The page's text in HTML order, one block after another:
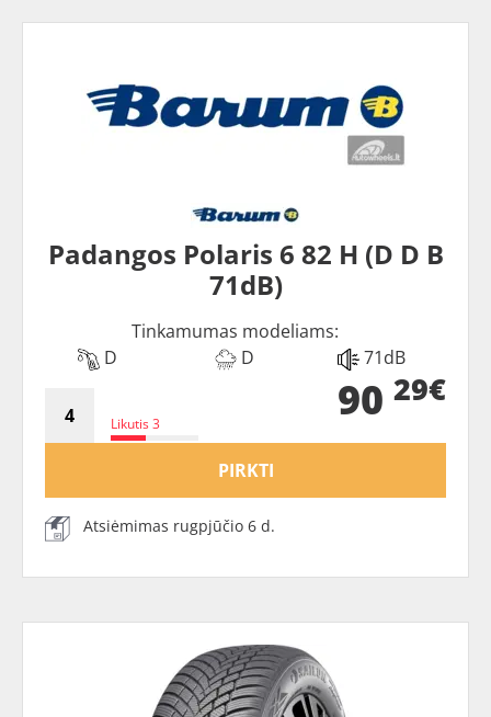
Padangos Polaris 6 82 H (D D B
71dB)
Tinkamumas modeliams:
D
D 71dB
Likutis 3 90 29€
PIRKTI
Atsiėmimas rugpjūčio 6 d.